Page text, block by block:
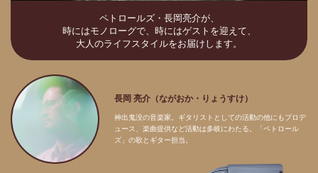
ペトロールズ・長岡亮介が、
時にはモノローグで、時にはゲストを迎えて、
大人のライフスタイルをお届けします。
長岡 亮介（ながおか・りょうすけ）
神出鬼没の音楽家。ギタリストとしての活動の他にもプロデ
ュース、楽曲提供など活動は多岐にわたる。「ペトロール
ズ」の歌とギター担当。